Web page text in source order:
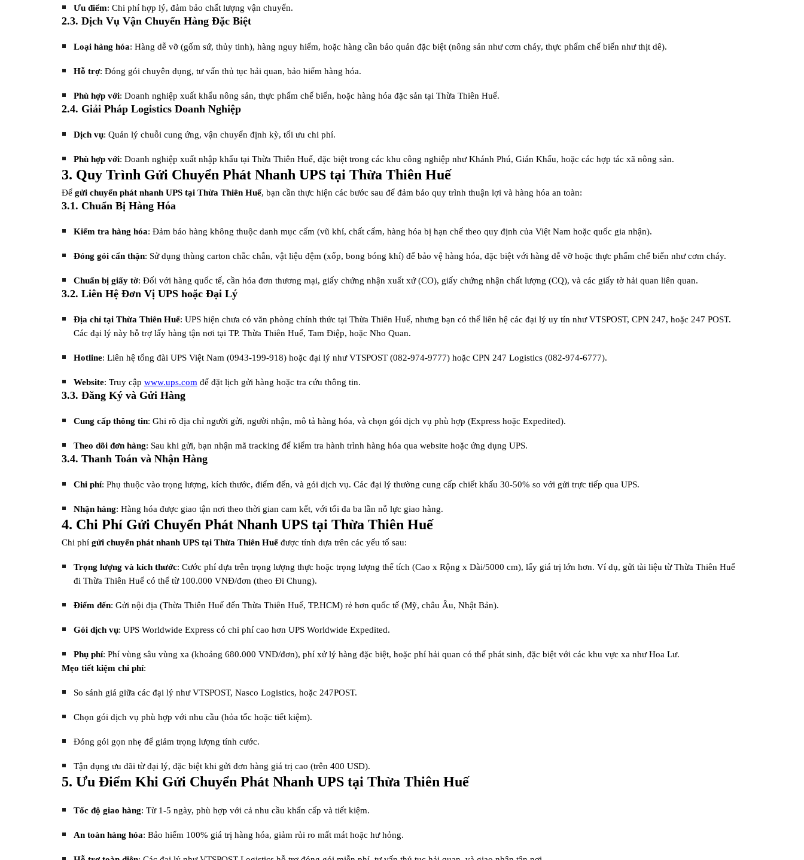
Ưu điểm: Chi phí hợp lý, đảm bảo chất lượng vận chuyển.
2.3. Dịch Vụ Vận Chuyển Hàng Đặc Biệt
Loại hàng hóa: Hàng dễ vỡ (gốm sứ, thủy tinh), hàng nguy hiểm, hoặc hàng cần bảo quản đặc biệt (nông sản như cơm cháy, thực phẩm chế biến như thịt dê).
Hỗ trợ: Đóng gói chuyên dụng, tư vấn thủ tục hải quan, bảo hiểm hàng hóa.
Phù hợp với: Doanh nghiệp xuất khẩu nông sản, thực phẩm chế biến, hoặc hàng hóa đặc sản tại Thừa Thiên Huế.
2.4. Giải Pháp Logistics Doanh Nghiệp
Dịch vụ: Quản lý chuỗi cung ứng, vận chuyển định kỳ, tối ưu chi phí.
Phù hợp với: Doanh nghiệp xuất nhập khẩu tại Thừa Thiên Huế, đặc biệt trong các khu công nghiệp như Khánh Phú, Gián Khẩu, hoặc các hợp tác xã nông sản.
3. Quy Trình Gửi Chuyển Phát Nhanh UPS tại Thừa Thiên Huế
Để gửi chuyển phát nhanh UPS tại Thừa Thiên Huế, bạn cần thực hiện các bước sau để đảm bảo quy trình thuận lợi và hàng hóa an toàn:
3.1. Chuẩn Bị Hàng Hóa
Kiểm tra hàng hóa: Đảm bảo hàng không thuộc danh mục cấm (vũ khí, chất cấm, hàng hóa bị hạn chế theo quy định của Việt Nam hoặc quốc gia nhận).
Đóng gói cẩn thận: Sử dụng thùng carton chắc chắn, vật liệu đệm (xốp, bong bóng khí) để bảo vệ hàng hóa, đặc biệt với hàng dễ vỡ hoặc thực phẩm chế biến như cơm cháy.
Chuẩn bị giấy tờ: Đối với hàng quốc tế, cần hóa đơn thương mại, giấy chứng nhận xuất xứ (CO), giấy chứng nhận chất lượng (CQ), và các giấy tờ hải quan liên quan.
3.2. Liên Hệ Đơn Vị UPS hoặc Đại Lý
Địa chỉ tại Thừa Thiên Huế: UPS hiện chưa có văn phòng chính thức tại Thừa Thiên Huế, nhưng bạn có thể liên hệ các đại lý uy tín như VTSPOST, CPN 247, hoặc 247 POST.
Các đại lý này hỗ trợ lấy hàng tận nơi tại TP. Thừa Thiên Huế, Tam Điệp, hoặc Nho Quan.
Hotline: Liên hệ tổng đài UPS Việt Nam (0943-199-918) hoặc đại lý như VTSPOST (082-974-9777) hoặc CPN 247 Logistics (082-974-6777).
Website: Truy cập www.ups.com để đặt lịch gửi hàng hoặc tra cứu thông tin.
3.3. Đăng Ký và Gửi Hàng
Cung cấp thông tin: Ghi rõ địa chỉ người gửi, người nhận, mô tả hàng hóa, và chọn gói dịch vụ phù hợp (Express hoặc Expedited).
Theo dõi đơn hàng: Sau khi gửi, bạn nhận mã tracking để kiểm tra hành trình hàng hóa qua website hoặc ứng dụng UPS.
3.4. Thanh Toán và Nhận Hàng
Chi phí: Phụ thuộc vào trọng lượng, kích thước, điểm đến, và gói dịch vụ. Các đại lý thường cung cấp chiết khấu 30-50% so với gửi trực tiếp qua UPS.
Nhận hàng: Hàng hóa được giao tận nơi theo thời gian cam kết, với tối đa ba lần nỗ lực giao hàng.
4. Chi Phí Gửi Chuyển Phát Nhanh UPS tại Thừa Thiên Huế
Chi phí gửi chuyển phát nhanh UPS tại Thừa Thiên Huếđược tính dựa trên các yếu tố sau:
Trọng lượng và kích thước: Cước phí dựa trên trọng lượng thực hoặc trọng lượng thể tích (Cao x Rộng x Dài/5000 cm), lấy giá trị lớn hơn. Ví dụ, gửi tài liệu từ Thừa Thiên Huế
đi Thừa Thiên Huế có thể từ 100.000 VNĐ/đơn (theo Đi Chung).
Điểm đến: Gửi nội địa (Thừa Thiên Huế đến Thừa Thiên Huế, TP.HCM) rẻ hơn quốc tế (Mỹ, châu Âu, Nhật Bản).
Gói dịch vụ: UPS Worldwide Express có chi phí cao hơn UPS Worldwide Expedited.
Phụ phí: Phí vùng sâu vùng xa (khoảng 680.000 VNĐ/đơn), phí xử lý hàng đặc biệt, hoặc phí hải quan có thể phát sinh, đặc biệt với các khu vực xa như Hoa Lư.
Mẹo tiết kiệm chi phí:
So sánh giá giữa các đại lý như VTSPOST, Nasco Logistics, hoặc 247POST.
Chọn gói dịch vụ phù hợp với nhu cầu (hỏa tốc hoặc tiết kiệm).
Đóng gói gọn nhẹ để giảm trọng lượng tính cước.
Tận dụng ưu đãi từ đại lý, đặc biệt khi gửi đơn hàng giá trị cao (trên 400 USD).
5. Ưu Điểm Khi Gửi Chuyển Phát Nhanh UPS tại Thừa Thiên Huế
Tốc độ giao hàng: Từ 1-5 ngày, phù hợp với cả nhu cầu khẩn cấp và tiết kiệm.
An toàn hàng hóa: Bảo hiểm 100% giá trị hàng hóa, giảm rủi ro mất mát hoặc hư hỏng.